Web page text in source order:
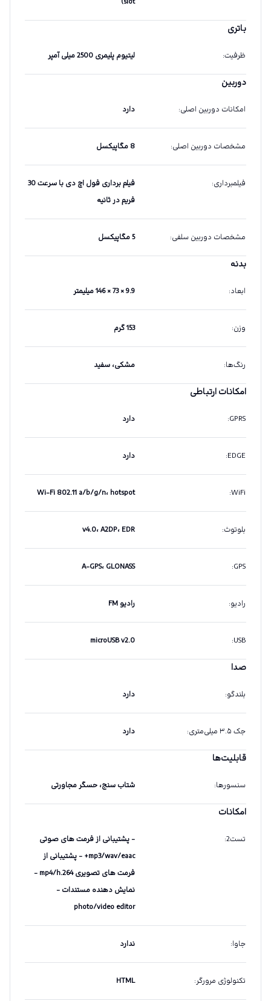
باتری
ظرفیت: لیتیوم پلیمری 2500 میلی آمپر
دوربین
امکانات دوربین اصلی: دارد
مشخصات دوربین اصلی: 8 مگاپیکسل
فیلمبرداری:
فیلم برداری فول اچ دی با سرعت 30
فریم در ثانیه
مشخصات دوربین سلفی: 5 مگاپیکسل
بدنه
ابعاد: 9.9 × 73 × 146 میلیمتر
وزن: 153 گرم
رنگ‌ها: مشکی، سفید
امکانات ارتباطی
GPRS
: دارد
EDGE
: دارد
WiFi
: Wi-Fi 802.11 a/b/g/n، hotspot
بلوتوث: v4.0، A2DP، EDR
GPS
: A-GPS، GLONASS
رادیو: رادیو FM
USB
:
microUSB v2.0
صدا
بلندگو: دارد
جک ۳.۵ میلی‌متری : دارد
قابلیت‌ها
سنسورها: شتاب سنج، حسگر مجاورتی
امکانات
تست2 :
- پشتیبانی از فرمت های صوتی
mp3/wav/eaac+ - پشتیبانی از
فرمت های تصویری mp4/h.264 -
نمایش دهنده مستندات -
photo/video editor
جاوا: ندارد
تکنولوژی مرورگر:
HTML